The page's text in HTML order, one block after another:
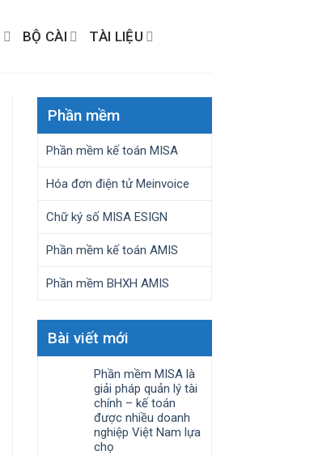
BỘ CÀI TÀI LIỆU
Phần mềm
Phần mềm kế toán MISA
Hóa đơn điện tử Meinvoice
Chữ ký số MISA ESIGN
Phần mềm kế toán AMIS
Phần mềm BHXH AMIS
Bài viết mới
Phần mềm MISA là
giải pháp quản lý tài
chính – kế toán
được nhiều doanh
nghiệp Việt Nam lựa
chọ